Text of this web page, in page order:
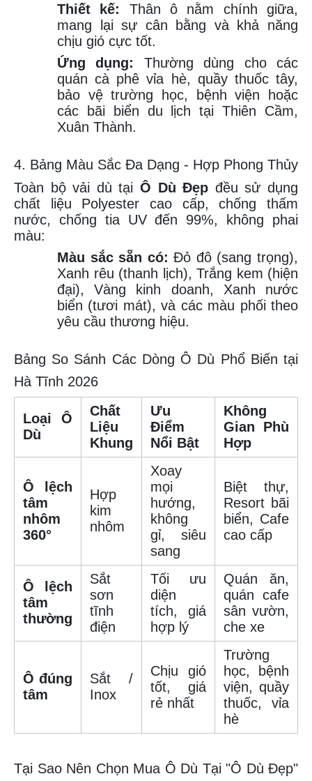
Thiết kế:
Thân ô nằm chính giữa,
mang lại sự cân bằng và khả năng
chịu gió cực tốt.
Ứng dụng:
Thường dùng cho các
quán cà phê vỉa hè, quầy thuốc tây,
bảo vệ trường học, bệnh viện hoặc
các bãi biển du lịch tại Thiên Cầm,
Xuân Thành.
4. Bảng Màu Sắc Đa Dạng - Hợp Phong Thủy
Toàn bộ vải dù tại Ô Dù Đẹp đều sử dụng
chất liệu Polyester cao cấp, chống thấm
nước, chống tia UV đến 99%, không phai
màu:
Màu sắc sẵn có: Đỏ đô (sang trọng),
Xanh rêu (thanh lịch), Trắng kem (hiện
đại), Vàng kinh doanh, Xanh nước
biển (tươi mát), và các màu phối theo
yêu cầu thương hiệu.
Bảng So Sánh Các Dòng Ô Dù Phổ Biến tại
Hà Tĩnh 2026
Loại Ô
Dù
Chất
Liệu
Khung
Ưu
Điểm
Nổi Bật
Không
Gian Phù
Hợp
Ô lệch
tâm
nhôm
360°
Hợp
kim
nhôm
Xoay
mọi
hướng,
không
gỉ, siêu
sang
Biệt thự,
Resort bãi
biển, Cafe
cao cấp
Ô lệch
tâm
thường
Sắt
sơn
tĩnh
điện
Tối ưu
diện
tích, giá
hợp lý
Quán ăn,
quán cafe
sân vườn,
che xe
Ô đúng
tâm
Sắt /
Inox
Chịu gió
tốt, giá
rẻ nhất
Trường
học, bệnh
viện, quầy
thuốc, vỉa
hè
Tại Sao Nên Chọn Mua Ô Dù Tại "Ô Dù Đẹp"